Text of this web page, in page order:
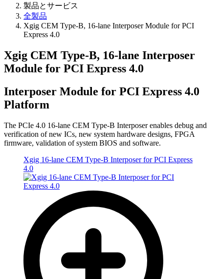
製品とサービス
全製品
Xgig CEM Type-B, 16-lane Interposer Module for PCI
Express 4.0
Xgig CEM Type-B, 16-lane Interposer
Module for PCI Express 4.0
Interposer Module for PCI Express 4.0
Platform
The PCIe 4.0 16-lane CEM Type-B Interposer enables debug and
verification of new ICs, new system hardware designs, FPGA
firmware, validation of system BIOS and software.
Xgig 16-lane CEM Type-B Interposer for PCI Express
4.0